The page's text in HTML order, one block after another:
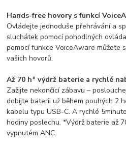
Hands-free hovory s funkcí
Ovládejte jednoduše přehrávání a
sluchátek pomocí pohodlných
pomocí funkce VoiceAware můžete
vašich hovorů.
Až 70 h* výdrž baterie a rychlé
Zažijte nekončící zábavu –
dobijte baterii už během pouhých 2
kabelu typu USB-C. A rychlé
hodiny poslechu. *Výdrž baterie až
vypnutém ANC.